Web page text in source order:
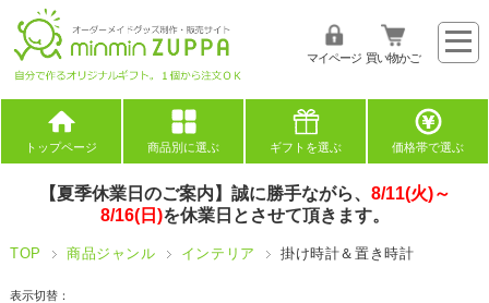
マイページ 買い物かご
トップページ 商品別に選ぶ ギフトを選ぶ 価格帯で選ぶ
【夏季休業日のご案内】誠に勝手ながら、 8/11(火)～
8/16(日)を休業日とさせて頂きます。
TOP 商品ジャンル インテリア 掛け時計＆置き時計
表示切替：